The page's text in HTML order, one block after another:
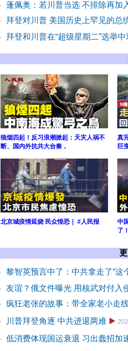
蓬佩奥：若川普当选 不排除再加
拜登对川普 美国历史上罕见的总
拜登和川普在“超级星期二”选举
狼烟四起！反习浪潮掀起：天灾人祸不
断、国内外抗共大合奏，
真
巨
北京城疫情延烧 民众惶恐｜ #人民报
中
了
黎智英预言中了：中共拿走了“这
友谊？俄文件曝光 用核武对付入
疯狂老张的故事：带全家老小走
川普拜登角逐 中共进退两难 ▶️
低消费体现国运衰退 习出蠢招加